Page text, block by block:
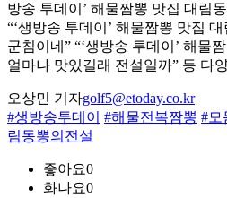
방송 투데이’ 해물짬뽕 맛집 대림
“‘생방송 투데이’ 해물짬뽕 맛집
군침이네” “‘생방송 투데이’ 해물
얼마나 맛있길래 전설일까” 등 다
오상민 기자golf5@etoday.co.kr
#생방송투데이
#해물전복짬뽕 #모
림동뽕의전설
좋아요0
화나요0